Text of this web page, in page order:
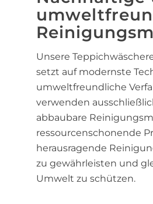
Unsere
setzt auf modernste
umweltfreundliche
verwenden
abbaubare
ressourcenschonende
herausragende
zu gewährleisten und
Umwelt zu schützen.